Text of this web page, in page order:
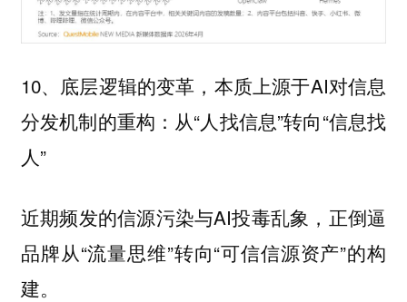
10、底层逻辑的变革，本质上源于AI对信息
分发机制的重构：从“人找信息”转向“信息找
人”
近期频发的信源污染与AI投毒乱象，正倒逼
品牌从“流量思维”转向“可信信源资产”的构
建。